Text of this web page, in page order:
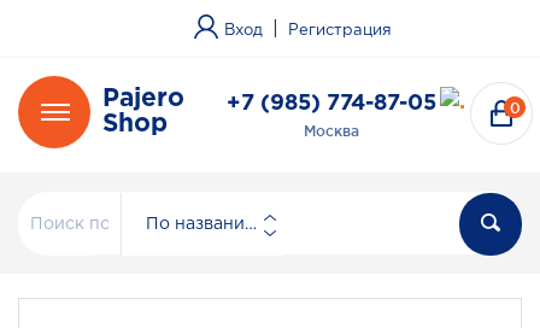
Вход Регистрация
Pajero
Shop
+7 (985) 774-87-05
Москва
0
По названию